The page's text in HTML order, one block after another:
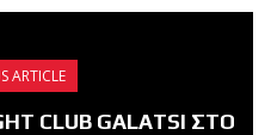
ARTICLE
CLUB GALATSI ΣΤΟ